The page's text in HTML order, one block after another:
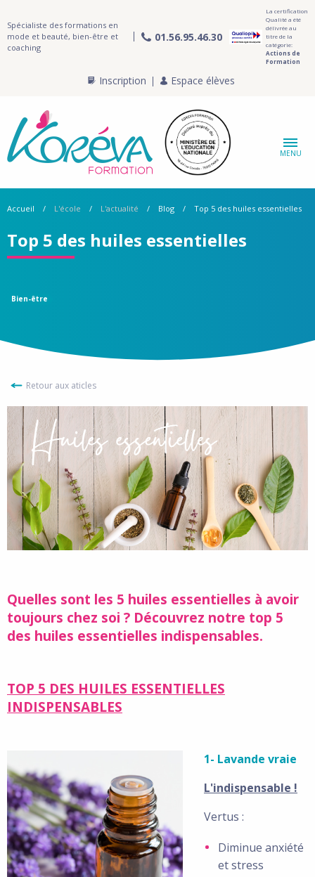
Spécialiste des formations en
mode et beauté, bien-être et
coaching
01.56.95.46.30
La certification
Qualité a été
délivrée au
titre de la
catégorie:
Actions de
Formation
Inscription Espace élèves
MENU
Accueil L'école L'actualité Blog Top 5 des huiles essentielles
Top 5 des huiles essentielles
Bien-être
Retour aux aticles
Quelles sont les 5 huiles essentielles à avoir
toujours chez soi ? Découvrez notre top 5
des huiles essentielles indispensables.
TOP 5 DES HUILES ESSENTIELLES
INDISPENSABLES
1- Lavande vraie
L'indispensable !
Vertus :
Diminue anxiété
et stress